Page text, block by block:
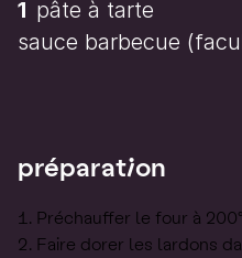
1 pâte à tarte
sauce barbecue
préparation
Préchauffer le four à
Faire dorer les lardons